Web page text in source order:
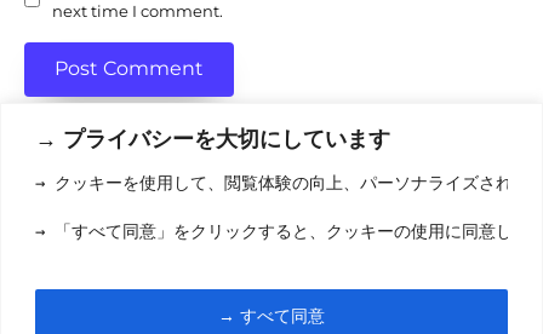
→ プライバシーを大切にしています
→ クッキーを使用して、閲覧体験の向上、パーソナライズされた
→ 「すべて同意」をクリックすると、クッキーの使用に同意した
→ すべて同意
next time I comment.
利用規約(りようきやく